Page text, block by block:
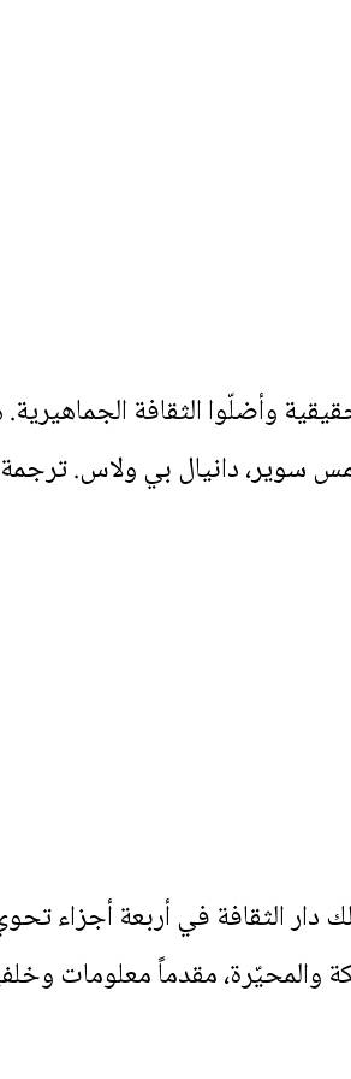
وأضلّوا الثقافة
سوير، دانيال بي ولاس.
والمحيّرة، مقدماً معلومات